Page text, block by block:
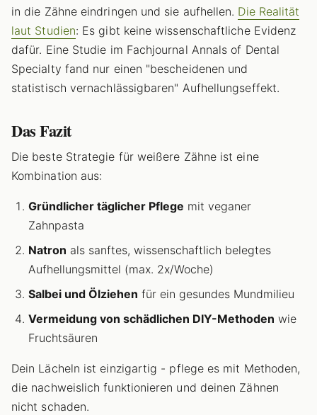
in die Zähne eindringen und sie aufhellen. Die Realität
laut Studien: Es gibt keine wissenschaftliche Evidenz
dafür. Eine Studie im Fachjournal Annals of Dental
Specialty fand nur einen "bescheidenen und
statistisch vernachlässigbaren" Aufhellungseffekt.
Das Fazit
Die beste Strategie für weißere Zähne ist eine
Kombination aus:
Gründlicher täglicher Pflege mit veganer
Zahnpasta
Natron als sanftes, wissenschaftlich belegtes
Aufhellungsmittel (max. 2x/Woche)
Salbei und Ölziehen für ein gesundes Mundmilieu
Vermeidung von schädlichen DIY-Methoden wie
Fruchtsäuren
Dein Lächeln ist einzigartig - pflege es mit Methoden,
die nachweislich funktionieren und deinen Zähnen
nicht schaden.